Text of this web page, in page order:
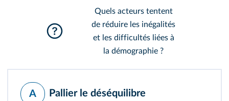
Quels acteurs tentent
de réduire les inégalités
et les difficultés liées à
la démographie ?
A
Pallier le déséquilibre